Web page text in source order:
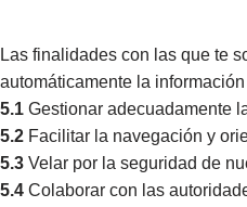
Las finalidades con las que te
automáticamente la
5.1 Gestionar adecuadamente
5.2 Facilitar la navegación y
5.3 Velar por la seguridad de
5.4 Colaborar con las